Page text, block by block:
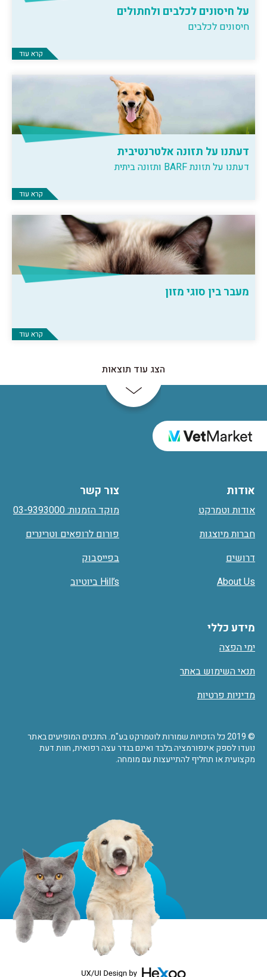
על חיסונים לכלבים ולחתולים
חיסונים לכלבים
קרא עוד
דעתנו על תזונה אלטרנטיבית
דעתנו על תזונת BARF ותזונה ביתית
קרא עוד
מעבר בין סוגי מזון
קרא עוד
הצג עוד תוצאות
אודות
אודות וטמרקט
חברות מיוצגות
דרושים
About Us
מידע כללי
ימי הפצה
תנאי השימוש באתר
מדיניות פרטיות
צור קשר
מוקד הזמנות: 03-9393000
פורום לרופאים וטרינרים
בפייסבוק
Hill’s ביוטיוב
© 2019 כל הזכויות שמורות לוטמרקט בע"מ. התכנים המופיעים באתר
נועדו לספק אינפורמציה בלבד ואינם בגדר עצה רפואית, חוות דעת
מקצועית או תחליף להתייעצות עם מומחה.